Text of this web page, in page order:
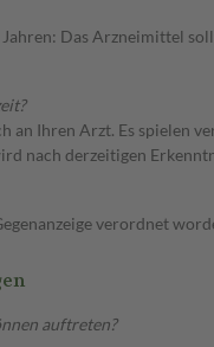
Das Arzneimittel
an Ihren Arzt. Es spielen
nach derzeitigen
verordnet
auftreten?